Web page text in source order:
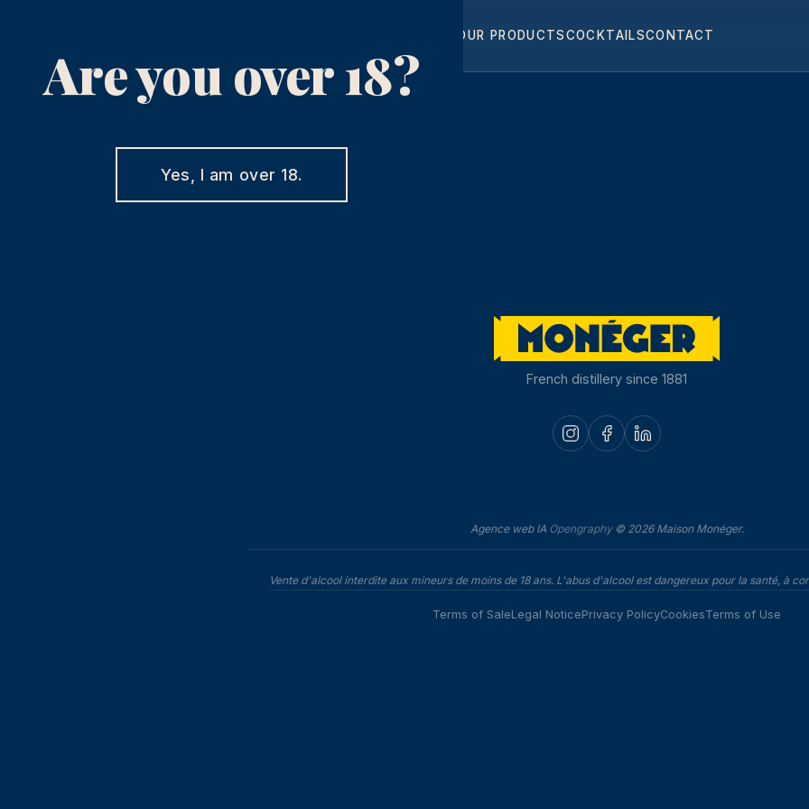
Are you over 18?
Yes, I am over 18.
OUR PRODUCTSCOCKTAILSCONTACT
French distillery since 1881
Agence web IA Opengraphy© 2026 Maison Monéger.
Vente d'alcool interdite aux mineurs de moins de 18 ans. L'abus d'alcool est dangereux pour la santé, à
Terms of SaleLegal NoticePrivacy PolicyCookiesTerms of Use